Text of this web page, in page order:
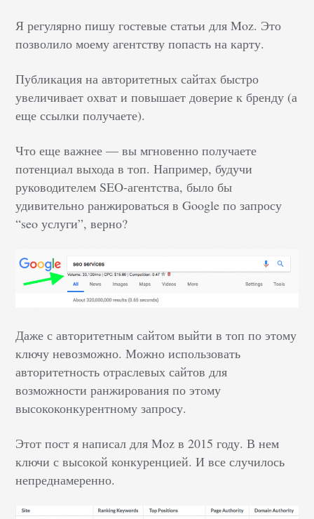
Я регулярно пишу гостевые статьи для Moz. Это
позволило моему агентству попасть на карту.
Публикация на авторитетных сайтах быстро
увеличивает охват и повышает доверие к бренду (а
еще ссылки получаете).
Что еще важнее — вы мгновенно получаете
потенциал выхода в топ. Например, будучи
руководителем SEO-агентства, было бы
удивительно ранжироваться в Google по запросу
“seo услуги”, верно?
Даже с авторитетным сайтом выйти в топ по этому
ключу невозможно. Можно использовать
авторитетность отраслевых сайтов для
возможности ранжирования по этому
высококонкурентному запросу.
Этот пост я написал для Moz в 2015 году. В нем
ключи с высокой конкуренцией. И все случилось
непреднамеренно.